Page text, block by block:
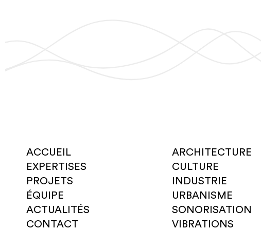
ACCUEIL
EXPERTISES
PROJETS
ÉQUIPE
ACTUALITÉS
CONTACT
ARCHITECTURE
CULTURE
INDUSTRIE
URBANISME
SONORISATION
VIBRATIONS